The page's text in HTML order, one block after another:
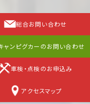
総合お問い合わせ
ャンピグカーのお問い合わせ
車検・点検のお申込み
アクセスマップ